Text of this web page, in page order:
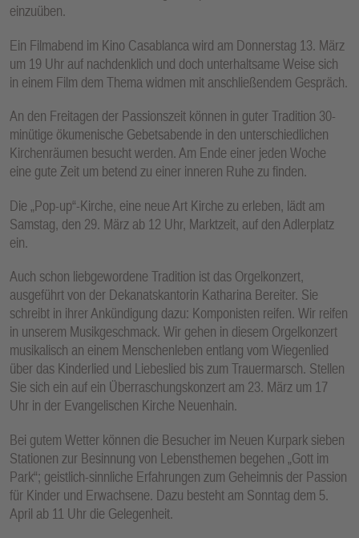
einzuüben.
Ein Filmabend im Kino Casablanca wird am Donnerstag 13. März
um 19 Uhr auf nachdenklich und doch unterhaltsame Weise sich
in einem Film dem Thema widmen mit anschließendem Gespräch.
An den Freitagen der Passionszeit können in guter Tradition 30-
minütige ökumenische Gebetsabende in den unterschiedlichen
Kirchenräumen besucht werden. Am Ende einer jeden Woche
eine gute Zeit um betend zu einer inneren Ruhe zu finden.
Die „Pop-up“-Kirche, eine neue Art Kirche zu erleben, lädt am
Samstag, den 29. März ab 12 Uhr, Marktzeit, auf den Adlerplatz
ein.
Auch schon liebgewordene Tradition ist das Orgelkonzert,
ausgeführt von der Dekanatskantorin Katharina Bereiter. Sie
schreibt in ihrer Ankündigung dazu: Komponisten reifen. Wir reifen
in unserem Musikgeschmack. Wir gehen in diesem Orgelkonzert
musikalisch an einem Menschenleben entlang vom Wiegenlied
über das Kinderlied und Liebeslied bis zum Trauermarsch. Stellen
Sie sich ein auf ein Überraschungskonzert am 23. März um 17
Uhr in der Evangelischen Kirche Neuenhain.
Bei gutem Wetter können die Besucher im Neuen Kurpark sieben
Stationen zur Besinnung von Lebensthemen begehen „Gott im
Park“; geistlich-sinnliche Erfahrungen zum Geheimnis der Passion
für Kinder und Erwachsene. Dazu besteht am Sonntag dem 5.
April ab 11 Uhr die Gelegenheit.